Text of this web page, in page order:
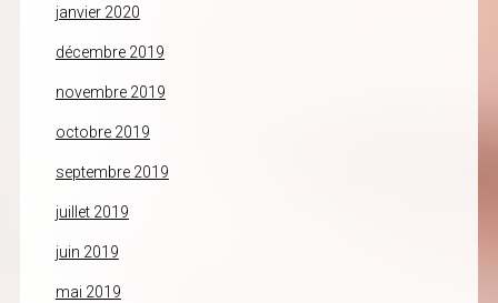
janvier 2020
décembre 2019
novembre 2019
octobre 2019
septembre 2019
juillet 2019
juin 2019
mai 2019